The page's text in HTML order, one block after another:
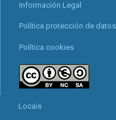
Información Legal
Política protección de datos
Política cookies
Locais